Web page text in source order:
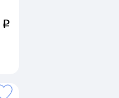
q